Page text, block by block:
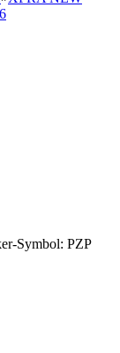
Symbol: PZP